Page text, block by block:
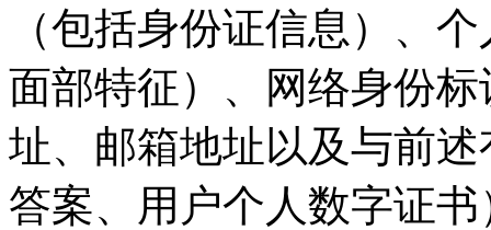
（包括身份证信息）、
面部特征）、网络身份
址、邮箱地址以及与前
答案、用户个人数字证